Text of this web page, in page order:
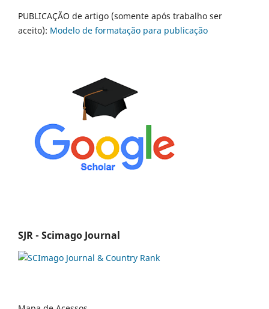
PUBLICAÇÃO de artigo (somente após trabalho ser
aceito): Modelo de formatação para publicação
SJR - Scimago Journal